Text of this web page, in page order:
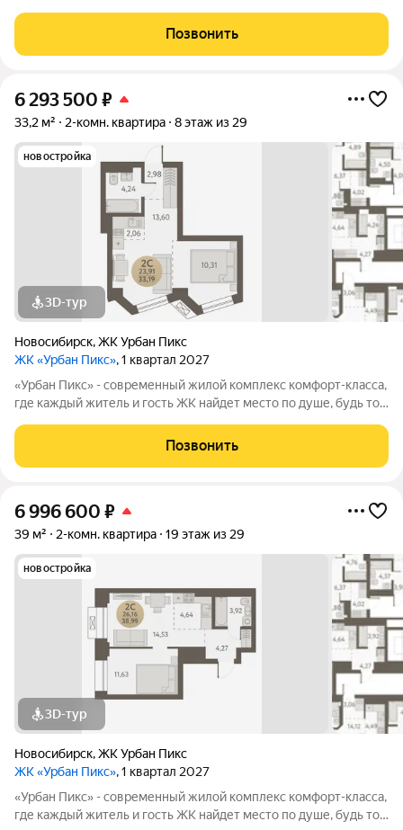
дерева. Дома, объединенные одной концепцией, станут
точкой притяжения,
Позвонить
6 293 500 ₽
33,2 м² 2-комн. квартира 8 этаж из 29
новостройка
3D-тур
Новосибирск,ЖК Урбан Пикс
ЖК «Урбан Пикс», 1 квартал 2027
«Урбан Пикс» - cовременный жилой комплекс комфорт-класса,
где каждый житель и гость ЖК найдет место по душе, будь то
дерева. Дома, объединенные одной концепцией, станут
точкой притяжения,
Позвонить
6 996 600 ₽
39 м² 2-комн. квартира 19 этаж из 29
новостройка
3D-тур
Новосибирск,ЖК Урбан Пикс
ЖК «Урбан Пикс», 1 квартал 2027
«Урбан Пикс» - cовременный жилой комплекс комфорт-класса,
где каждый житель и гость ЖК найдет место по душе, будь то